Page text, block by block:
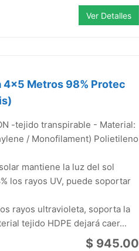
Ver Detalles
4x5 Metros 98% Protec
-tejido transpirable - Material:
/ Monofilament) Polietileno
mantiene la luz del sol
los rayos UV, puede soportar
rayos ultravioleta, soporta la
tejido HDPE dejará caer...
$ 945.00